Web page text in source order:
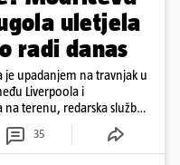
uletjela
radi danas
je upadanjem na travnjak u
Liverpoola i
na terenu, redarska služba
obišle su svijet.
35